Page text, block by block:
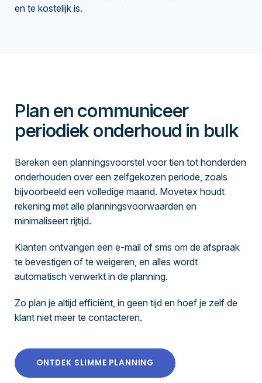
en te kostelijk is.
Plan en communiceer
periodiek onderhoud in bulk
Bereken een planningsvoorstel voor tien tot honderden
onderhouden over een zelfgekozen periode, zoals
bijvoorbeeld een volledige maand. Movetex houdt
rekening met alle planningsvoorwaarden en
minimaliseert rijtijd.
Klanten ontvangen een e-mail of sms om de afspraak
te bevestigen of te weigeren, en alles wordt
automatisch verwerkt in de planning.
Zo plan je altijd efficiënt, in geen tijd en hoef je zelf de
klant niet meer te contacteren.
ONTDEK SLIMME PLANNING